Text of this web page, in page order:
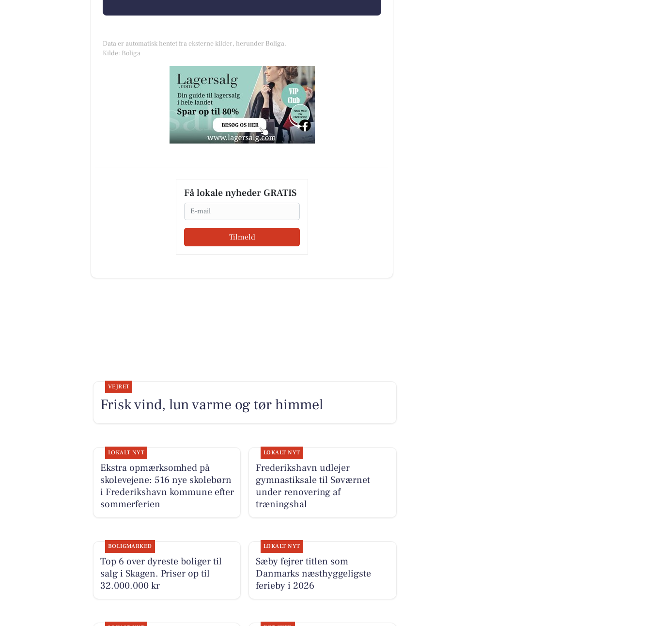
Data er automatisk hentet fra eksterne kilder, herunder Boliga.
Kilde: Boliga
Få lokale nyheder GRATIS
Email
Tilmeld
VEJRET
Frisk vind, lun varme og tør himmel
LOKALT NYT
Ekstra opmærksomhed på
skolevejene: 516 nye skolebørn
i Frederikshavn kommune efter
sommerferien
LOKALT NYT
Frederikshavn udlejer
gymnastiksale til Søværnet
under renovering af
træningshal
BOLIGMARKED
Top 6 over dyreste boliger til
salg i Skagen. Priser op til
32.000.000 kr
LOKALT NYT
Sæby fejrer titlen som
Danmarks næsthyggeligste
ferieby i 2026